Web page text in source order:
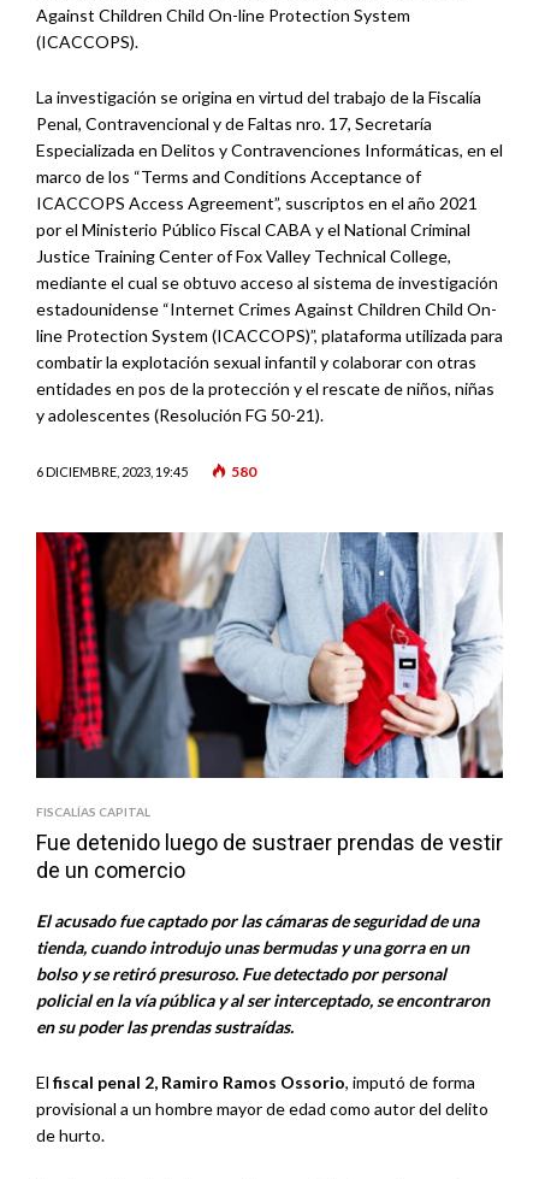
Against Children Child On-line Protection System
(ICACCOPS).
La investigación se origina en virtud del trabajo de la Fiscalía
Penal, Contravencional y de Faltas nro. 17, Secretaría
Especializada en Delitos y Contravenciones Informáticas, en el
marco de los “Terms and Conditions Acceptance of
ICACCOPS Access Agreement”, suscriptos en el año 2021
por el Ministerio Público Fiscal CABA y el National Criminal
Justice Training Center of Fox Valley Technical College,
mediante el cual se obtuvo acceso al sistema de investigación
estadounidense “Internet Crimes Against Children Child On-
line Protection System (ICACCOPS)”, plataforma utilizada para
combatir la explotación sexual infantil y colaborar con otras
entidades en pos de la protección y el rescate de niños, niñas
y adolescentes (Resolución FG 50-21).
6 DICIEMBRE, 2023, 19:45 580
FISCALÍAS CAPITAL
Fue detenido luego de sustraer prendas de vestir
de un comercio
El acusado fue captado por las cámaras de seguridad de una
tienda, cuando introdujo unas bermudas y una gorra en un
bolso y se retiró presuroso. Fue detectado por personal
policial en la vía pública y al ser interceptado, se encontraron
en su poder las prendas sustraídas.
El fiscal penal 2, Ramiro Ramos Ossorio, imputó de forma
provisional a un hombre mayor de edad como autor del delito
de hurto.